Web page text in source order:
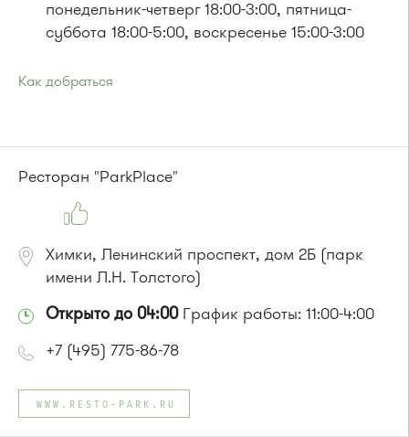
понедельник-четверг 18:00-3:00, пятница-
суббота 18:00-5:00, воскресенье 15:00-3:00
Как добраться
или до остановки"Магазин "Океан"":
Автобусы № 400, 400э
Ресторан "ParkPlace"
Химки, Ленинский проспект, дом 2Б (парк
имени Л.Н. Толстого)
Открыто до 04:00График работы: 11:00-4:00
+7 (495) 775-86-78
WWW.RESTO-PARK.RU